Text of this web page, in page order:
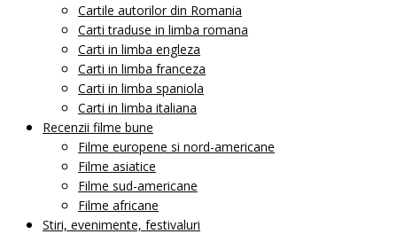
Cartile autorilor din Romania
Carti traduse in limba romana
Carti in limba engleza
Carti in limba franceza
Carti in limba spaniola
Carti in limba italiana
Recenzii filme bune
Filme europene si nord-americane
Filme asiatice
Filme sud-americane
Filme africane
Stiri, evenimente, festivaluri